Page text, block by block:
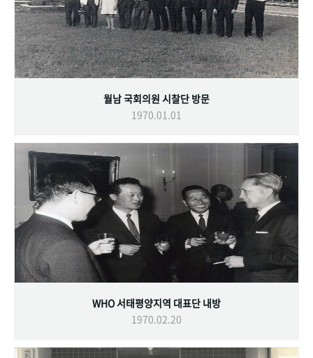
월남 국회의원 시찰단 방문
1970.01.01
WHO 서태평양지역 대표단 내방
1970.02.20